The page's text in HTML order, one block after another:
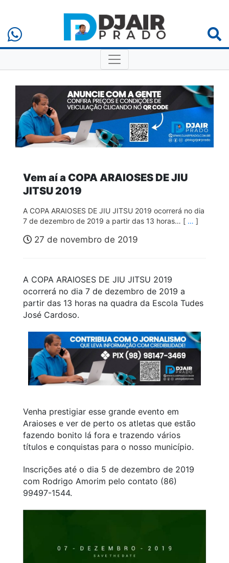
Vem aí a COPA ARAIOSES DE JIU
JITSU 2019
A COPA ARAIOSES DE JIU JITSU 2019 ocorrerá no dia
7 de dezembro de 2019 a partir das 13 horas… [ … ]
27 de novembro de 2019
A COPA ARAIOSES DE JIU JITSU 2019
ocorrerá no dia 7 de dezembro de 2019 a
partir das 13 horas na quadra da Escola Tudes
José Cardoso.
Venha prestigiar esse grande evento em
Araioses e ver de perto os atletas que estão
fazendo bonito lá fora e trazendo vários
títulos e conquistas para o nosso município.
Inscrições até o dia 5 de dezembro de 2019
com Rodrigo Amorim pelo contato (86)
99497-1544.